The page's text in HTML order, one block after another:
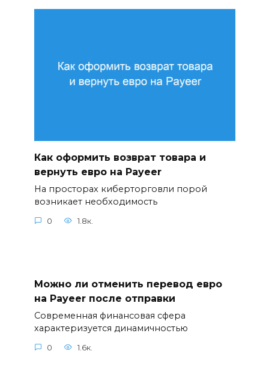
Как оформить возврат товара и
вернуть евро на Payeer
На просторах киберторговли порой
возникает необходимость
0 1.8к.
Можно ли отменить перевод евро
на Payeer после отправки
Современная финансовая сфера
характеризуется динамичностью
0 1.6к.